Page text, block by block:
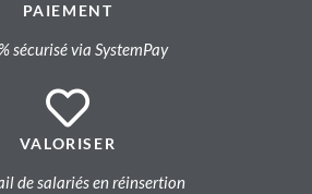
PAIEMENT
sécurisé via SystemPay
VALORISER
de salariés en réinsertion